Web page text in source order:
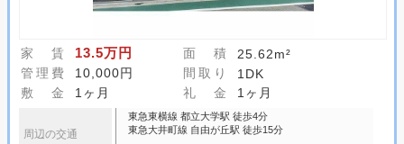
家 賃 13.5万円 面 積
25.62m²
管理費
10,000円 間取り
1DK
敷 金
1ヶ月 礼 金 1ヶ月
周辺の交通
東急東横線 都立大学駅 徒歩4分
東急大井町線 自由が丘駅 徒歩15分